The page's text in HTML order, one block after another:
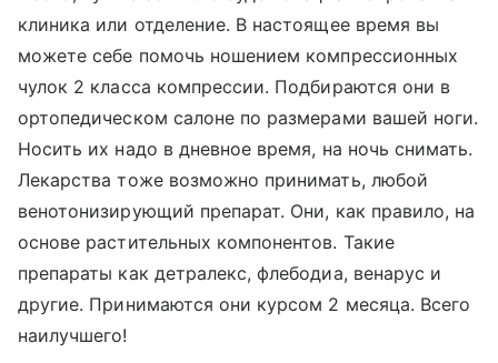
клиника или отделение. В настоящее время вы
можете себе помочь ношением компрессионных
чулок 2 класса компрессии. Подбираются они в
ортопедическом салоне по размерами вашей ноги.
Носить их надо в дневное время, на ночь снимать.
Лекарства тоже возможно принимать, любой
венотонизирующий препарат. Они, как правило, на
основе растительных компонентов. Такие
препараты как детралекс, флебодиа, венарус и
другие. Принимаются они курсом 2 месяца. Всего
наилучшего!